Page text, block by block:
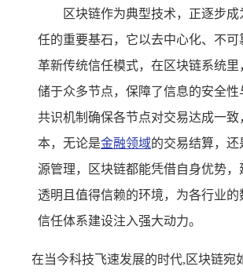
区块链作为典型技术，正逐步
任的重要基石，它以去中心化、不可
革新传统信任模式，在区块链系统里
储于众多节点，保障了信息的安全性
共识机制确保各节点对交易达成一致
本，无论是金融领域的交易结算，还
源管理，区块链都能凭借自身优势，
透明且值得信赖的环境，为各行业的
信任体系建设注入强大动力。
在当今科技飞速发展的时代,区块链宛